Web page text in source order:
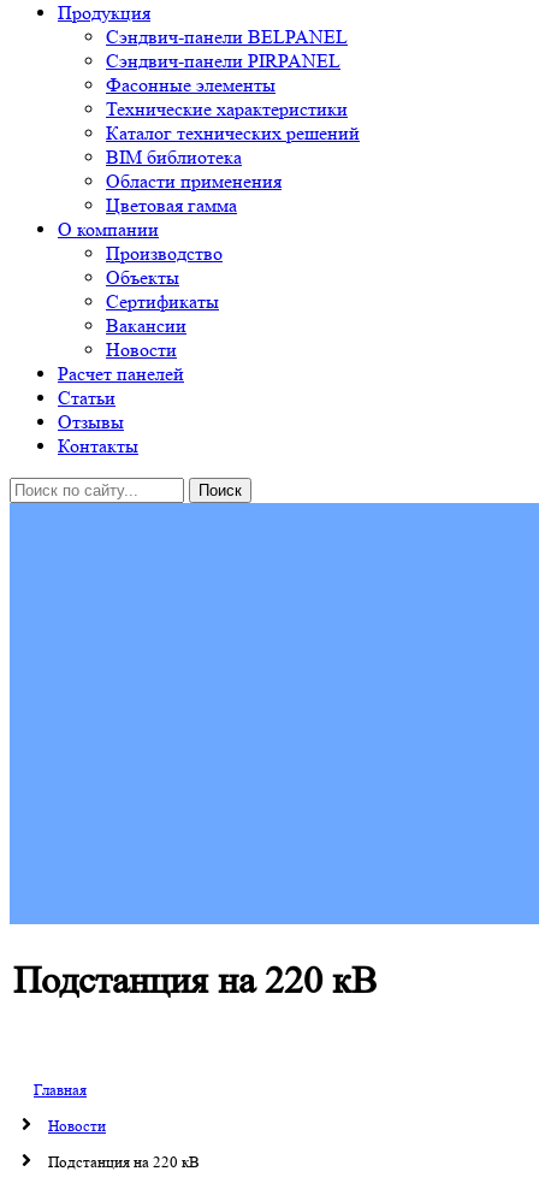
Продукция
Сэндвич-панели BELPANEL
Сэндвич-панели PIRPANEL
Фасонные элементы
Технические характеристики
Каталог технических решений
BIM библиотека
Области применения
Цветовая гамма
О компании
Производство
Объекты
Сертификаты
Вакансии
Новости
Расчет панелей
Статьи
Отзывы
Контакты
Подстанция на 220 кВ
Главная
Новости
Подстанция на 220 кВ